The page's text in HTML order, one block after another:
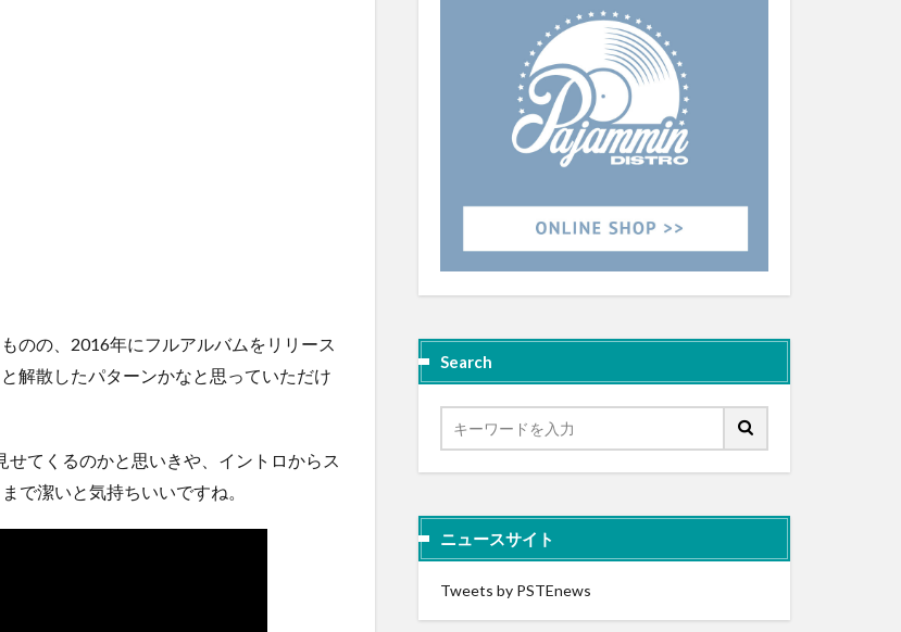
のの、2016年にフルアルバムをリリース
解散したパターンかなと思っていただけ
せてくるのかと思いきや、イントロからス
で潔いと気持ちいいですね。
Search
ニュースサイト
Tweets by PSTEnews